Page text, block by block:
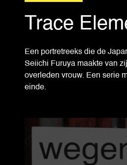
Trace
Een portretreeks die de
Seiichi Furuya maakte van
overleden vrouw. Een serie
einde.